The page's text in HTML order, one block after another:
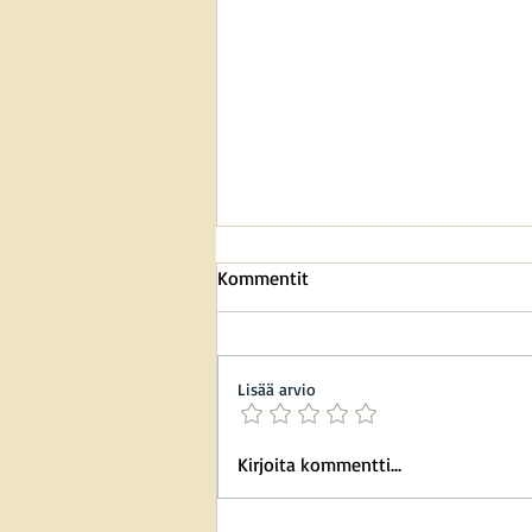
Toimistoystävällinen koira:
Kommentit
Lisää arvio
Kirjoita kommentti...